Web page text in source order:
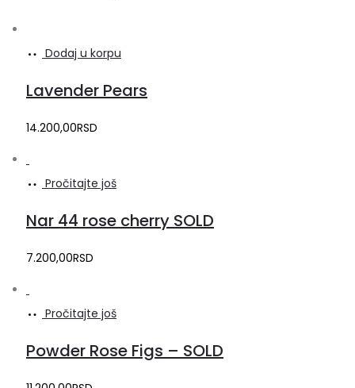
Dodaj u korpu
Lavender Pears
14.200,00RSD
Pročitajte još
Nar 44 rose cherry SOLD
7.200,00RSD
Pročitajte još
Powder Rose Figs – SOLD